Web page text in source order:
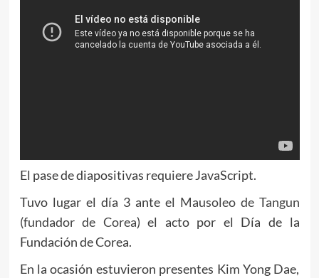
El pase de diapositivas requiere JavaScript.
Tuvo lugar el día 3 ante el Mausoleo de Tangun
(fundador de Corea) el acto por el Día de la
Fundación de Corea.
En la ocasión estuvieron presentes Kim Yong Dae,